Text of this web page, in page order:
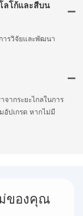
ลโก้และสีบน
ารวิจัยและพัฒนา
ากระยะไกลในการ
อัปเกรด หากไม่มี
ของคุณ